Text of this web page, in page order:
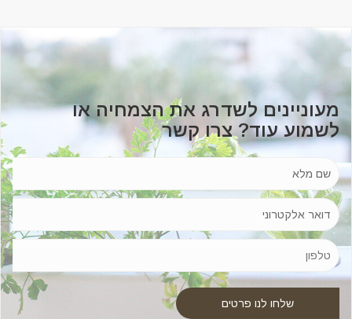
מעוניינים לשדרג את הצמחיה או
לשמוע עוד? צרו קשר